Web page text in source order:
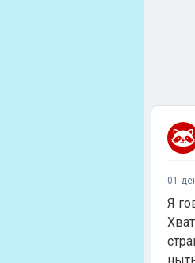
01
Я